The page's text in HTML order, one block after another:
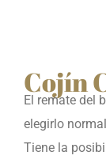
Cojín
El remate del
elegirlo
Tiene la